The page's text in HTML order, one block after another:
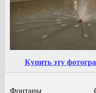
Купить эту
Фонтаны